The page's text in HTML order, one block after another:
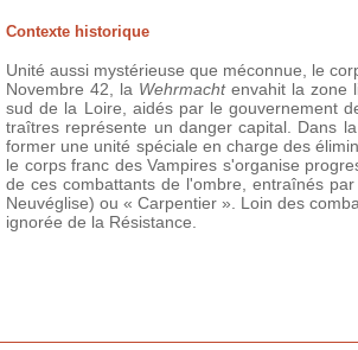
Contexte historique
Unité aussi mystérieuse que méconnue, le
Novembre 42, la Wehrmachtenvahit la zone
sud de la Loire, aidés par le gouvernement
traîtres représente un danger capital. Dans
former une unité spéciale en charge des
le corps franc des Vampires s'organise
de ces combattants de l'ombre, entraînés
Neuvéglise) ou « Carpentier ». Loin des
ignorée de la Résistance.